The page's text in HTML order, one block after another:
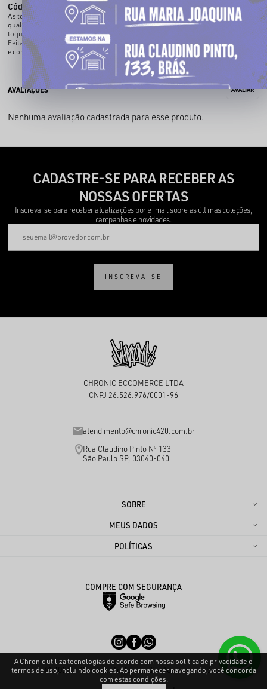
Código identificador (SKU):
000011494
As toucas streetwear são o acessório ideal para quem busca estilo e conforto em
qualquer estação. Com design moderno e caimento perfeito, elas trazem um
toque autêntico ao visual, além de protegerem do frio nos dias mais gelados.
Feitas com materiais macios e resistentes, nossas toucas garantem versatilidade
e combinam com qualquer estilo.
Nenhuma avaliação cadastrada para esse produto.
CADASTRE-SE PARA RECEBER AS
NOSSAS OFERTAS
Inscreva-se para receber atualizações por e-mail sobre as últimas coleções,
campanhas e novidades.
INSCREVA-SE
CHRONIC ECCOMERCE LTDA
CNPJ 26.526.976/0001-96
atendimento@chronic420.com.br
Rua Claudino Pinto Nº 133
São Paulo SP, 03040-040
SOBRE
MEUS DADOS
POLÍTICAS
COMPRE COM SEGURANÇA
© 2025 - Chronic. Todos os direitos reservados.
A Chronic utiliza tecnologias de acordo com nossa política de privacidade e
termos de uso, incluindo cookies. Ao permanecer navegando, você concorda
com estas condições.